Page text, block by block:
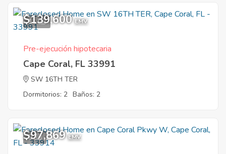
11
$139,600 EMV
Pre-ejecución hipotecaria
Cape Coral, FL 33991
SW 16TH TER
Dormitorios: 2 Baños: 2
9
$97,869 EMV